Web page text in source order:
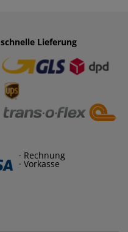
einfaches Zahlen
· Rechnung
· Vorkasse
schnelle Lieferung
· Rechnung
· Vorkasse